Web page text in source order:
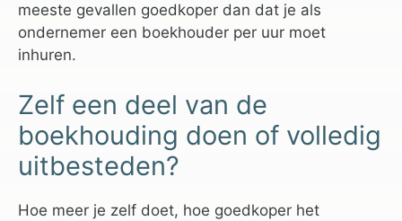
meeste gevallen goedkoper dan dat je als
ondernemer een boekhouder per uur moet
inhuren.
Zelf een deel van de
boekhouding doen of volledig
uitbesteden?
Hoe meer je zelf doet, hoe goedkoper het